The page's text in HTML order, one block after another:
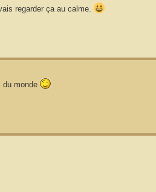
regarder ça au calme.
du monde